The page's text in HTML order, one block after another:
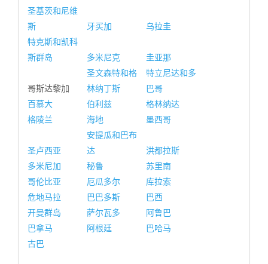
圣基茨和尼维
斯
牙买加
乌拉圭
特克斯和凯科
斯群岛
多米尼克 圭亚那
哥斯达黎加
圣文森特和格
林纳丁斯
特立尼达和多
巴哥
百慕大
伯利兹
格林纳达
格陵兰
海地 墨西哥
圣卢西亚
安提瓜和巴布
达
洪都拉斯
多米尼加
秘鲁
苏里南
哥伦比亚
厄瓜多尔
库拉索
危地马拉
巴巴多斯
巴西
开曼群岛
萨尔瓦多
阿鲁巴
巴拿马
阿根廷
巴哈马
古巴